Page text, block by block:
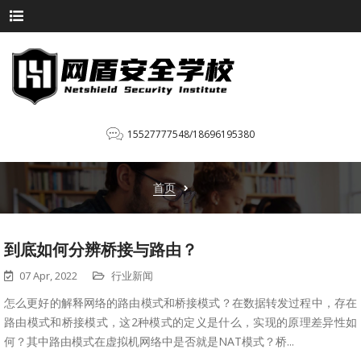
15527777548/18696195380
首页
到底如何分辨桥接与路由？
07 Apr, 2022 行业新闻
怎么更好的解释网络的路由模式和桥接模式？在数据转发过程中，存在
路由模式和桥接模式，这2种模式的定义是什么，实现的原理差异性如
何？其中路由模式在虚拟机网络中是否就是NAT模式？桥...